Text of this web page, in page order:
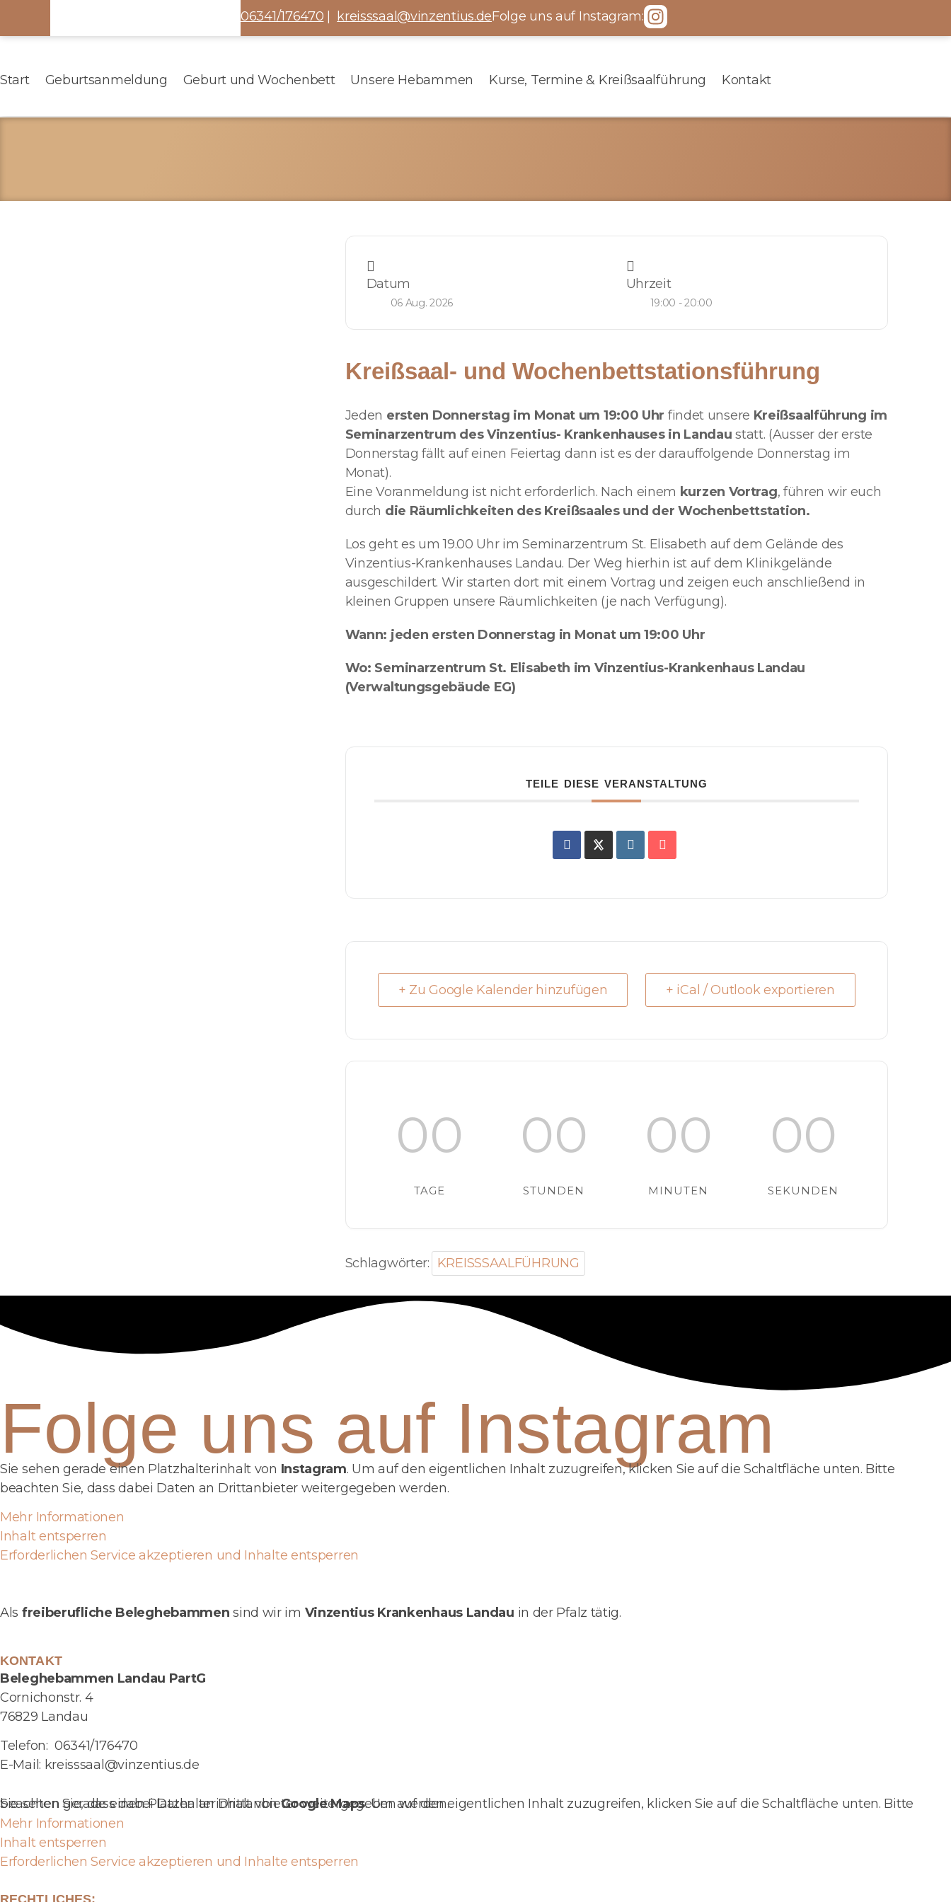
06341/176470 kreisssaal@vinzentius.deFolge uns auf Instagram:
Start Geburtsanmeldung Geburt und Wochenbett Unsere Hebammen Kurse, Termine & Kreißsaalführung Kontakt
Datum
06 Aug. 2026
Uhrzeit
19:00 - 20:00
Kreißsaal- und Wochenbettstationsführung
Jeden ersten Donnerstag im Monat um 19:00 Uhr findet unsere Kreißsaalführung im
Seminarzentrum des Vinzentius- Krankenhauses in Landau statt. (Ausser der erste
Donnerstag fällt auf einen Feiertag dann ist es der darauffolgende Donnerstag im
Monat).
Eine Voranmeldung ist nicht erforderlich. Nach einem kurzen Vortrag, führen wir euch
durch die Räumlichkeiten des Kreißsaales und der Wochenbettstation.
Los geht es um 19.00 Uhr im Seminarzentrum St. Elisabeth auf dem Gelände des
Vinzentius-Krankenhauses Landau. Der Weg hierhin ist auf dem Klinikgelände
ausgeschildert. Wir starten dort mit einem Vortrag und zeigen euch anschließend in
kleinen Gruppen unsere Räumlichkeiten (je nach Verfügung).
Wann: jeden ersten Donnerstag in Monat um 19:00 Uhr
Wo: Seminarzentrum St. Elisabeth im Vinzentius-Krankenhaus Landau
(Verwaltungsgebäude EG)
TEILE DIESE VERANSTALTUNG
+ Zu Google Kalender hinzufügen + iCal / Outlook exportieren
00
TAGE
00
STUNDEN
00
MINUTEN
00
SEKUNDEN
Schlagwörter: KREISSSAALFÜHRUNG
Folge uns auf Instagram
Sie sehen gerade einen Platzhalterinhalt von Instagram. Um auf den eigentlichen Inhalt zuzugreifen, klicken Sie auf die Schaltfläche unten. Bitte
beachten Sie, dass dabei Daten an Drittanbieter weitergegeben werden.
Mehr Informationen
Inhalt entsperren
Erforderlichen Service akzeptieren und Inhalte entsperren
Als freiberufliche Beleghebammen sind wir im Vinzentius Krankenhaus Landau in der Pfalz tätig.
KONTAKT
Beleghebammen Landau PartG
Cornichonstr. 4
76829 Landau
Telefon: 06341/176470
E-Mail: kreisssaal@vinzentius.de
Sie sehen gerade einen Platzhalterinhalt vonGoogle Maps
. Um auf den eigentlichen Inhalt zuzugreifen, klicken Sie auf die Schaltfläche unten. Bitte beachten Sie, dass dabei Daten an Drittanbieter weitergegeben werden.
Mehr Informationen
Inhalt entsperren
Erforderlichen Service akzeptieren und Inhalte entsperren
RECHTLICHES: